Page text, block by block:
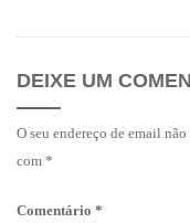
DEIXE UM
O seu endereço de email
com *
Comentário *